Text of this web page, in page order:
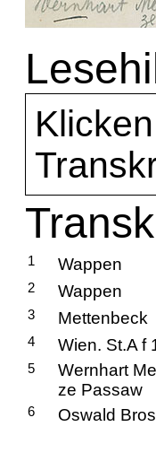
1 Wappen
2 Wappen
3 Mettenbeck
4 Wien. St.A f
5
Wernhart
ze Passaw
6 Oswald